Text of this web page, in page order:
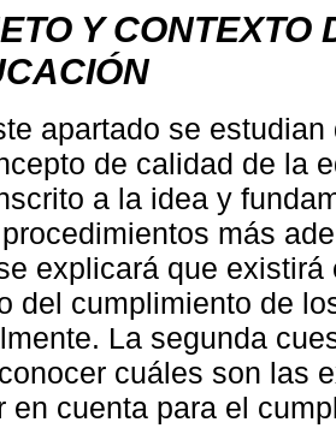
Y
apartado se
de calidad de la
a la idea y
más
explicará que
del cumplimiento de
La segunda
cuáles son las
en cuenta para el